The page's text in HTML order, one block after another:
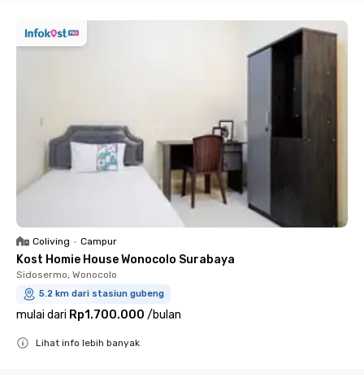
Coliving • Campur
Kost Homie House Wonocolo Surabaya
Sidosermo, Wonocolo
5.2 km dari stasiun gubeng
mulai dari Rp1.700.000 /bulan
Lihat info lebih banyak